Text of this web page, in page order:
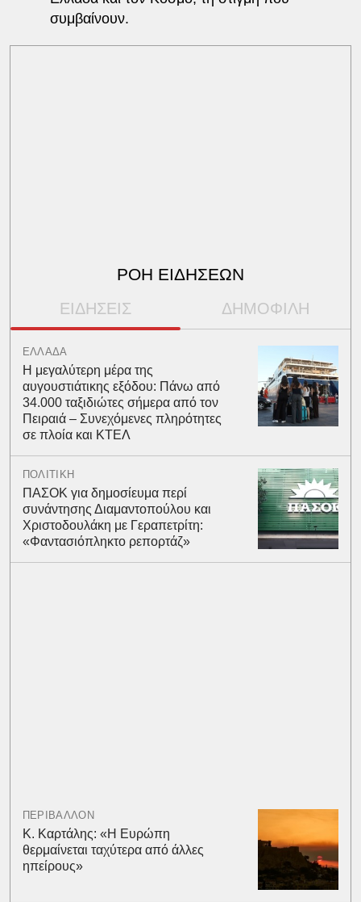
συμβαίνουν.
ΡΟΗ ΕΙΔΗΣΕΩΝ
ΕΙΔΗΣΕΙΣ ΔΗΜΟΦΙΛΗ
ΕΛΛΑΔΑ
Η μεγαλύτερη μέρα της
αυγουστιάτικης εξόδου: Πάνω από
34.000 ταξιδιώτες σήμερα από τον
Πειραιά – Συνεχόμενες πληρότητες
σε πλοία και ΚΤΕΛ
ΠΟΛΙΤΙΚΗ
ΠΑΣΟΚ για δημοσίευμα περί
συνάντησης Διαμαντοπούλου και
Χριστοδουλάκη με Γεραπετρίτη:
«Φαντασιόπληκτο ρεπορτάζ»
ΠΕΡΙΒΑΛΛΟΝ
Κ. Καρτάλης: «Η Ευρώπη
θερμαίνεται ταχύτερα από άλλες
ηπείρους»